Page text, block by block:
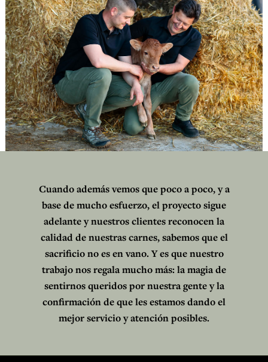
Cuando además vemos que poco a poco, y a
base de mucho esfuerzo, el proyecto sigue
adelante y nuestros clientes reconocen la
calidad de nuestras carnes, sabemos que el
sacrificio no es en vano. Y es que nuestro
trabajo nos regala mucho más: la magia de
sentirnos queridos por nuestra gente y la
confirmación de que les estamos dando el
mejor servicio y atención posibles.